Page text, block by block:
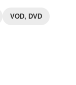
VOD, DVD